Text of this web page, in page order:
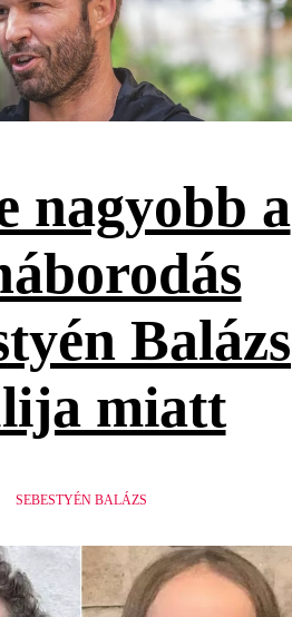
nagyobb a
Balázs
miatt
SEBESTYÉN BALÁZS